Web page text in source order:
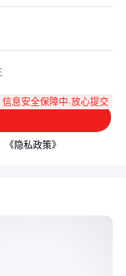
信息安全保障中·放心提交
《隐私政策》